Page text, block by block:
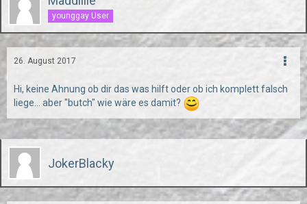
younggay User
26. August 2017
Hi, keine Ahnung ob dir das was hilft oder ob ich komplett falsch
liege... aber "butch" wie wäre es damit?
JokerBlacky